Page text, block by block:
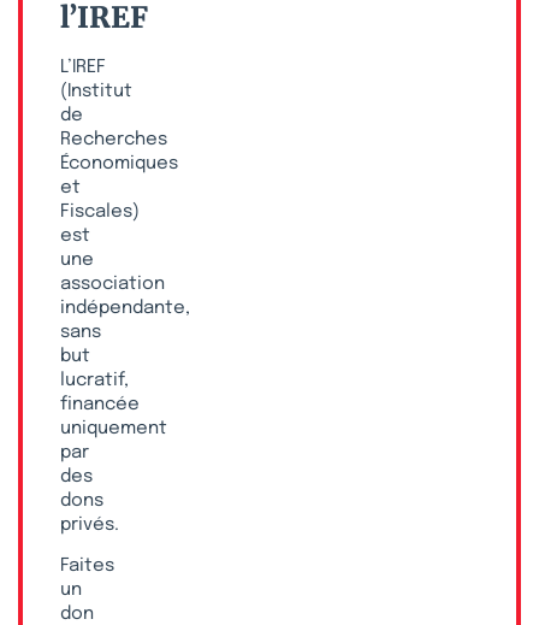
l’IREF
L’IREF
(Institut
de
Recherches
Économiques
et
Fiscales)
est
une
association
indépendante,
sans
but
lucratif,
financée
uniquement
par
des
dons
privés.
Faites
un
don